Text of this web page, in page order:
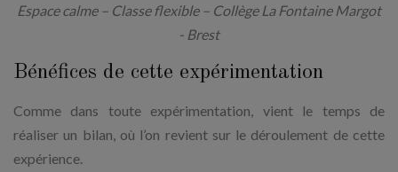
Espace calme – Classe flexible – Collège La Fontaine Margot
- Brest
Bénéfices de cette expérimentation
Comme dans toute expérimentation, vient le temps de
réaliser un bilan, où l’on revient sur le déroulement de cette
expérience.